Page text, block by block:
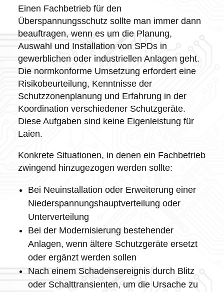
Einen Fachbetrieb für den
Überspannungsschutz sollte man immer dann
beauftragen, wenn es um die Planung,
Auswahl und Installation von SPDs in
gewerblichen oder industriellen Anlagen geht.
Die normkonforme Umsetzung erfordert eine
Risikobeurteilung, Kenntnisse der
Schutzzonenplanung und Erfahrung in der
Koordination verschiedener Schutzgeräte.
Diese Aufgaben sind keine Eigenleistung für
Laien.
Konkrete Situationen, in denen ein Fachbetrieb
zwingend hinzugezogen werden sollte:
Bei Neuinstallation oder Erweiterung einer
Niederspannungshauptverteilung oder
Unterverteilung
Bei der Modernisierung bestehender
Anlagen, wenn ältere Schutzgeräte ersetzt
oder ergänzt werden sollen
Nach einem Schadensereignis durch Blitz
oder Schalttransienten, um die Ursache zu